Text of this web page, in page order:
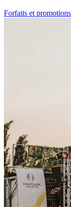
Forfaits et promotions